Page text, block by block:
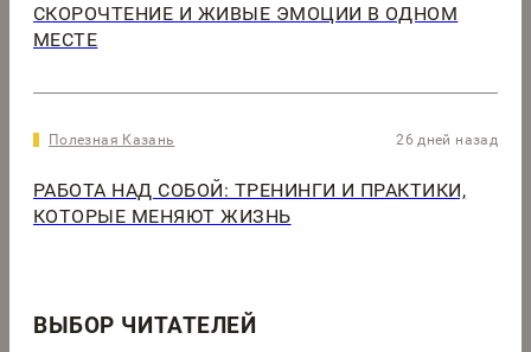
СКОРОЧТЕНИЕ И ЖИВЫЕ ЭМОЦИИ В ОДНОМ
МЕСТЕ
Полезная Казань 26 дней назад
РАБОТА НАД СОБОЙ: ТРЕНИНГИ И ПРАКТИКИ,
КОТОРЫЕ МЕНЯЮТ ЖИЗНЬ
ВЫБОР ЧИТАТЕЛЕЙ